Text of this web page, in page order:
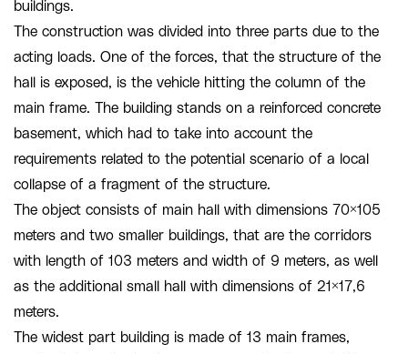
buildings.
The construction was divided into three parts due to the
acting loads. One of the forces, that the structure of the
hall is exposed, is the vehicle hitting the column of the
main frame. The building stands on a reinforced concrete
basement, which had to take into account the
requirements related to the potential scenario of a local
collapse of a fragment of the structure.
The object consists of main hall with dimensions 70×105
meters and two smaller buildings, that are the corridors
with length of 103 meters and width of 9 meters, as well
as the additional small hall with dimensions of 21×17,6
meters.
The widest part building is made of 13 main frames,